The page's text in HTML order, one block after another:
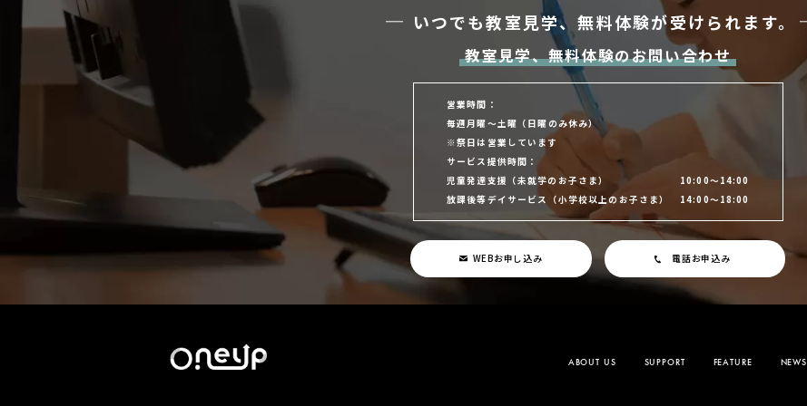
いつでも教室見学、無料体験が受けられます。
教室見学、無料体験のお問い合わせ
営業時間：
毎週月曜～土曜 （日曜のみ休み）
※祭日は営業しています
サービス提供時間：
児童発達支援 （未就学のお子さま）
10:00～14:00
放課後等デイサービス
（小学校以上のお子さま） 14:00～18:00
WEBお申し込み 電話お申込み
ABOUT US SUPPORT FEATURE NEWS